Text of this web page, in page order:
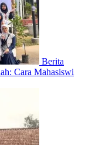
Berita
Cara Mahasiswi